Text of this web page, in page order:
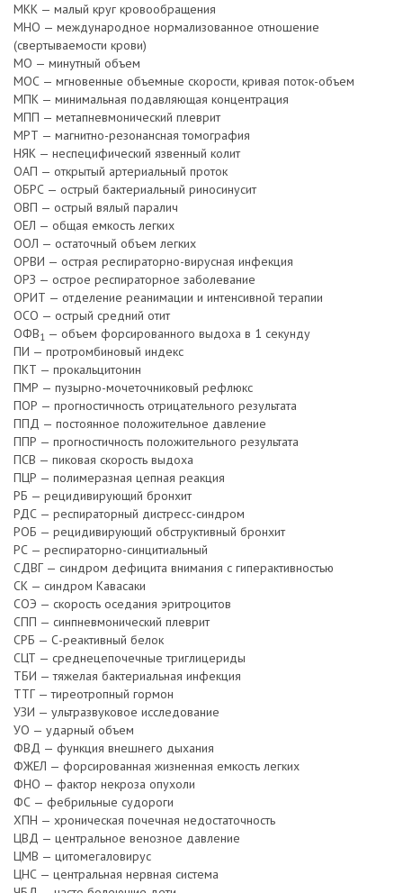
МКК — малый круг кровообращения
МНО — международное нормализованное отношение
(свертываемости крови)
МО — минутный объем
МОС — мгновенные объемные скорости, кривая поток-объем
МПК — минимальная подавляющая концентрация
МПП — метапневмонический плеврит
МРТ — магнитно-резонансная томография
НЯК — неспецифический язвенный колит
ОАП — открытый артериальный проток
ОБРС — острый бактериальный риносинусит
ОВП — острый вялый паралич
ОЕЛ — общая емкость легких
ООЛ — остаточный объем легких
ОРВИ — острая респираторно-вирусная инфекция
ОРЗ — острое респираторное заболевание
ОРИТ — отделение реанимации и интенсивной терапии
ОСО — острый средний отит
ОФВ1 — объем форсированного выдоха в 1 секунду
ПИ — протромбиновый индекс
ПКТ — прокальцитонин
ПМР — пузырно-мочеточниковый рефлюкс
ПОР — прогностичность отрицательного результата
ППД — постоянное положительное давление
ППР — прогностичность положительного результата
ПСВ — пиковая скорость выдоха
ПЦР — полимеразная цепная реакция
РБ — рецидивирующий бронхит
РДС — респираторный дистресс-синдром
РОБ — рецидивирующий обструктивный бронхит
РС — респираторно-синцитиальный
СДВГ — синдром дефицита внимания с гиперактивностью
СК — синдром Кавасаки
СОЭ — скорость оседания эритроцитов
СПП — синпневмонический плеврит
СРБ — С-реактивный белок
СЦТ — среднецепочечные триглицериды
ТБИ — тяжелая бактериальная инфекция
ТТГ — тиреотропный гормон
УЗИ — ультразвуковое исследование
УО — ударный объем
ФВД — функция внешнего дыхания
ФЖЕЛ — форсированная жизненная емкость легких
ФНО — фактор некроза опухоли
ФС — фебрильные судороги
ХПН — хроническая почечная недостаточность
ЦВД — центральное венозное давление
ЦМВ — цитомегаловирус
ЦНС — центральная нервная система